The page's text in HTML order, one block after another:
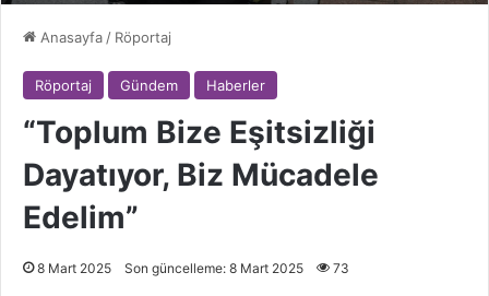
Anasayfa / Röportaj
Röportaj Gündem Haberler
“Toplum Bize Eşitsizliği
Dayatıyor, Biz Mücadele
Edelim”
8 Mart 2025 Son güncelleme: 8 Mart 2025 73